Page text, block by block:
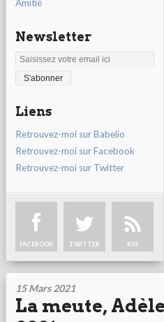
Amitié
Newsletter
Liens
Retrouvez-moi sur Babelio
Retrouvez-moi sur Facebook
Retrouvez-moi sur Twitter
FACEBOOK TWITTER RSS
15 Mars 2021
La meute,